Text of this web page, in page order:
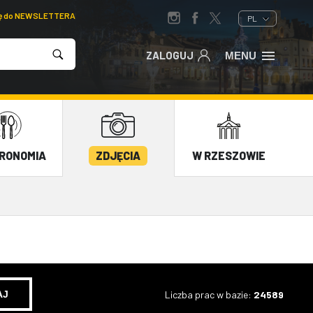
NEWSLETTERA PL
ZALOGUJ MENU
ZDJĘCIA W RZESZOWIE
Liczba prac w bazie: 24589